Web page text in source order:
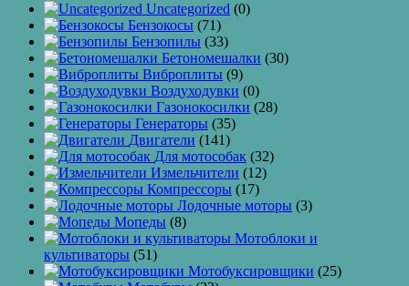
Uncategorized (0)
Бензокосы (71)
Бензопилы (33)
Бетономешалки (30)
Виброплиты (9)
Воздуходувки (0)
Газонокосилки (28)
Генераторы (35)
Двигатели (141)
Для мотособак (32)
Измельчители (12)
Компрессоры (17)
Лодочные моторы (3)
Мопеды (8)
Мотоблоки и
культиваторы (51)
Мотобуксировщики (25)